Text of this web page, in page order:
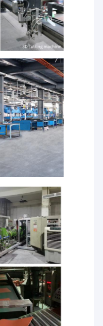
Nossa fábrica
foi
estabelecida
no ano de